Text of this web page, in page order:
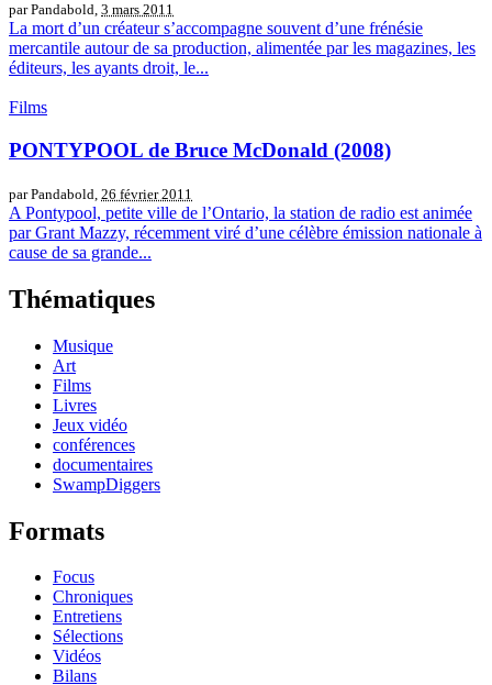
par Pandabold, 3 mars 2011
La mort d’un créateur s’accompagne souvent d’une frénésie
mercantile autour de sa production, alimentée par les magazines, les
éditeurs, les ayants droit, le...
Films
PONTYPOOL de Bruce McDonald (2008)
par Pandabold, 26 février 2011
A Pontypool, petite ville de l’Ontario, la station de radio est animée
par Grant Mazzy, récemment viré d’une célèbre émission nationale à
cause de sa grande...
Thématiques
Musique
Art
Films
Livres
Jeux vidéo
conférences
documentaires
SwampDiggers
Formats
Focus
Chroniques
Entretiens
Sélections
Vidéos
Bilans